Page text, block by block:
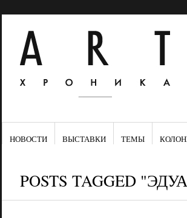
НОВОСТИ ВЫСТАВКИ ТЕМЫ
POSTS TAGGED